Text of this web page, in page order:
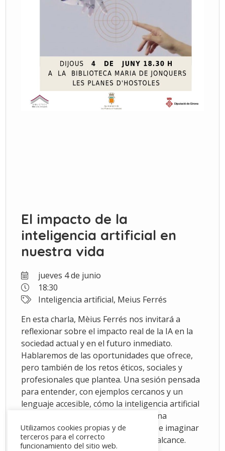
El impacto de la
inteligencia artificial en
nuestra vida
jueves 4 de junio
18:30
Inteligencia artificial, Meius Ferrés
En esta charla, Mèius Ferrés nos invitará a
reflexionar sobre el impacto real de la IA en la
sociedad actual y en el futuro inmediato.
Hablaremos de las oportunidades que ofrece,
pero también de los retos éticos, sociales y
profesionales que plantea. Una sesión pensada
para entender, con ejemplos cercanos y un
lenguaje accesible, cómo la inteligencia artificial
está redefiniendo nuestro mundo. Una
oportunidad para descubrir, debatir e imaginar
el futuro que ya tenemos a nuestro alcance.
Utilizamos cookies propias y de
terceros para el correcto
funcionamiento del sitio web.